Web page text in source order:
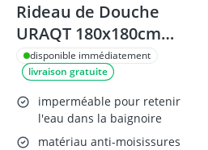
Rideau de Douche
URAQT 180x180cm
Noir
disponible immédiatement
livraison gratuite
imperméable pour retenir
l'eau dans la baignoire
matériau anti-moisissures